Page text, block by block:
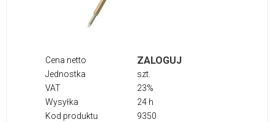
Cena netto ZALOGUJ
Jednostka
szt.
VAT
23%
Wysyłka
24 h
Kod produktu
9350